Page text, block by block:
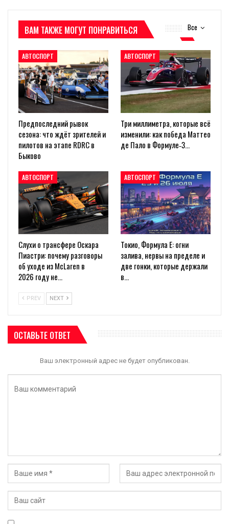
Все
ВАМ ТАКЖЕ МОГУТ ПОНРАВИТЬСЯ
АВТОСПОРТ
Предпоследний рывок
сезона: что ждёт зрителей и
пилотов на этапе RDRC в
Быково
АВТОСПОРТ
Три миллиметра, которые всё
изменили: как победа Маттео
де Пало в Формуле‑3…
АВТОСПОРТ
Слухи о трансфере Оскара
Пиастри: почему разговоры
об уходе из McLaren в
2026 году не…
АВТОСПОРТ
Токио, Формула E: огни
залива, нервы на пределе и
две гонки, которые держали
в…
PREV NEXT
ОСТАВЬТЕ ОТВЕТ
Ваш электронный адрес не будет опубликован.